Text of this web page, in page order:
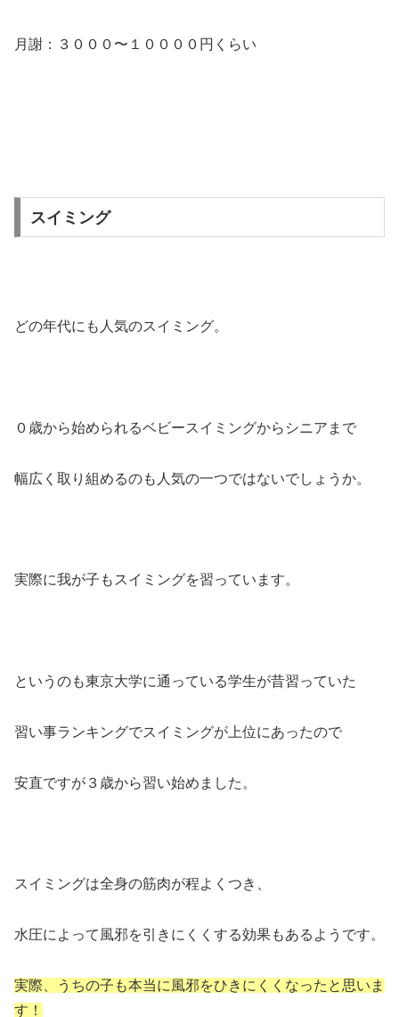
月謝：３０００〜１００００円くらい
スイミング
どの年代にも人気のスイミング。
０歳から始められるベビースイミングからシニアまで
幅広く取り組めるのも人気の一つではないでしょうか。
実際に我が子もスイミングを習っています。
というのも東京大学に通っている学生が昔習っていた
習い事ランキングでスイミングが上位にあったので
安直ですが３歳から習い始めました。
スイミングは全身の筋肉が程よくつき、
水圧によって風邪を引きにくくする効果もあるようです。
実際、うちの子も本当に風邪をひきにくくなったと思いま
す！